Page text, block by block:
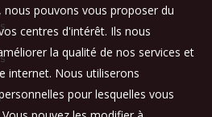
nous pouvons vous proposer du
centres d'intérêt. Ils nous
la qualité de nos services et
internet. Nous utiliserons
pour lesquelles vous